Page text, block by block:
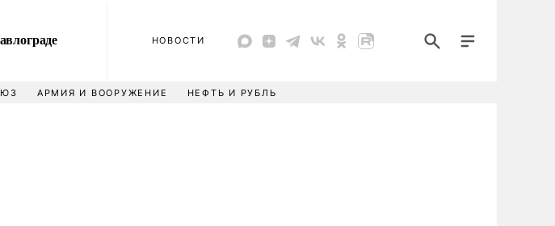
НОВОСТИ
АРМИЯ И ВООРУЖЕНИЕ НЕФТЬ И РУБЛЬ